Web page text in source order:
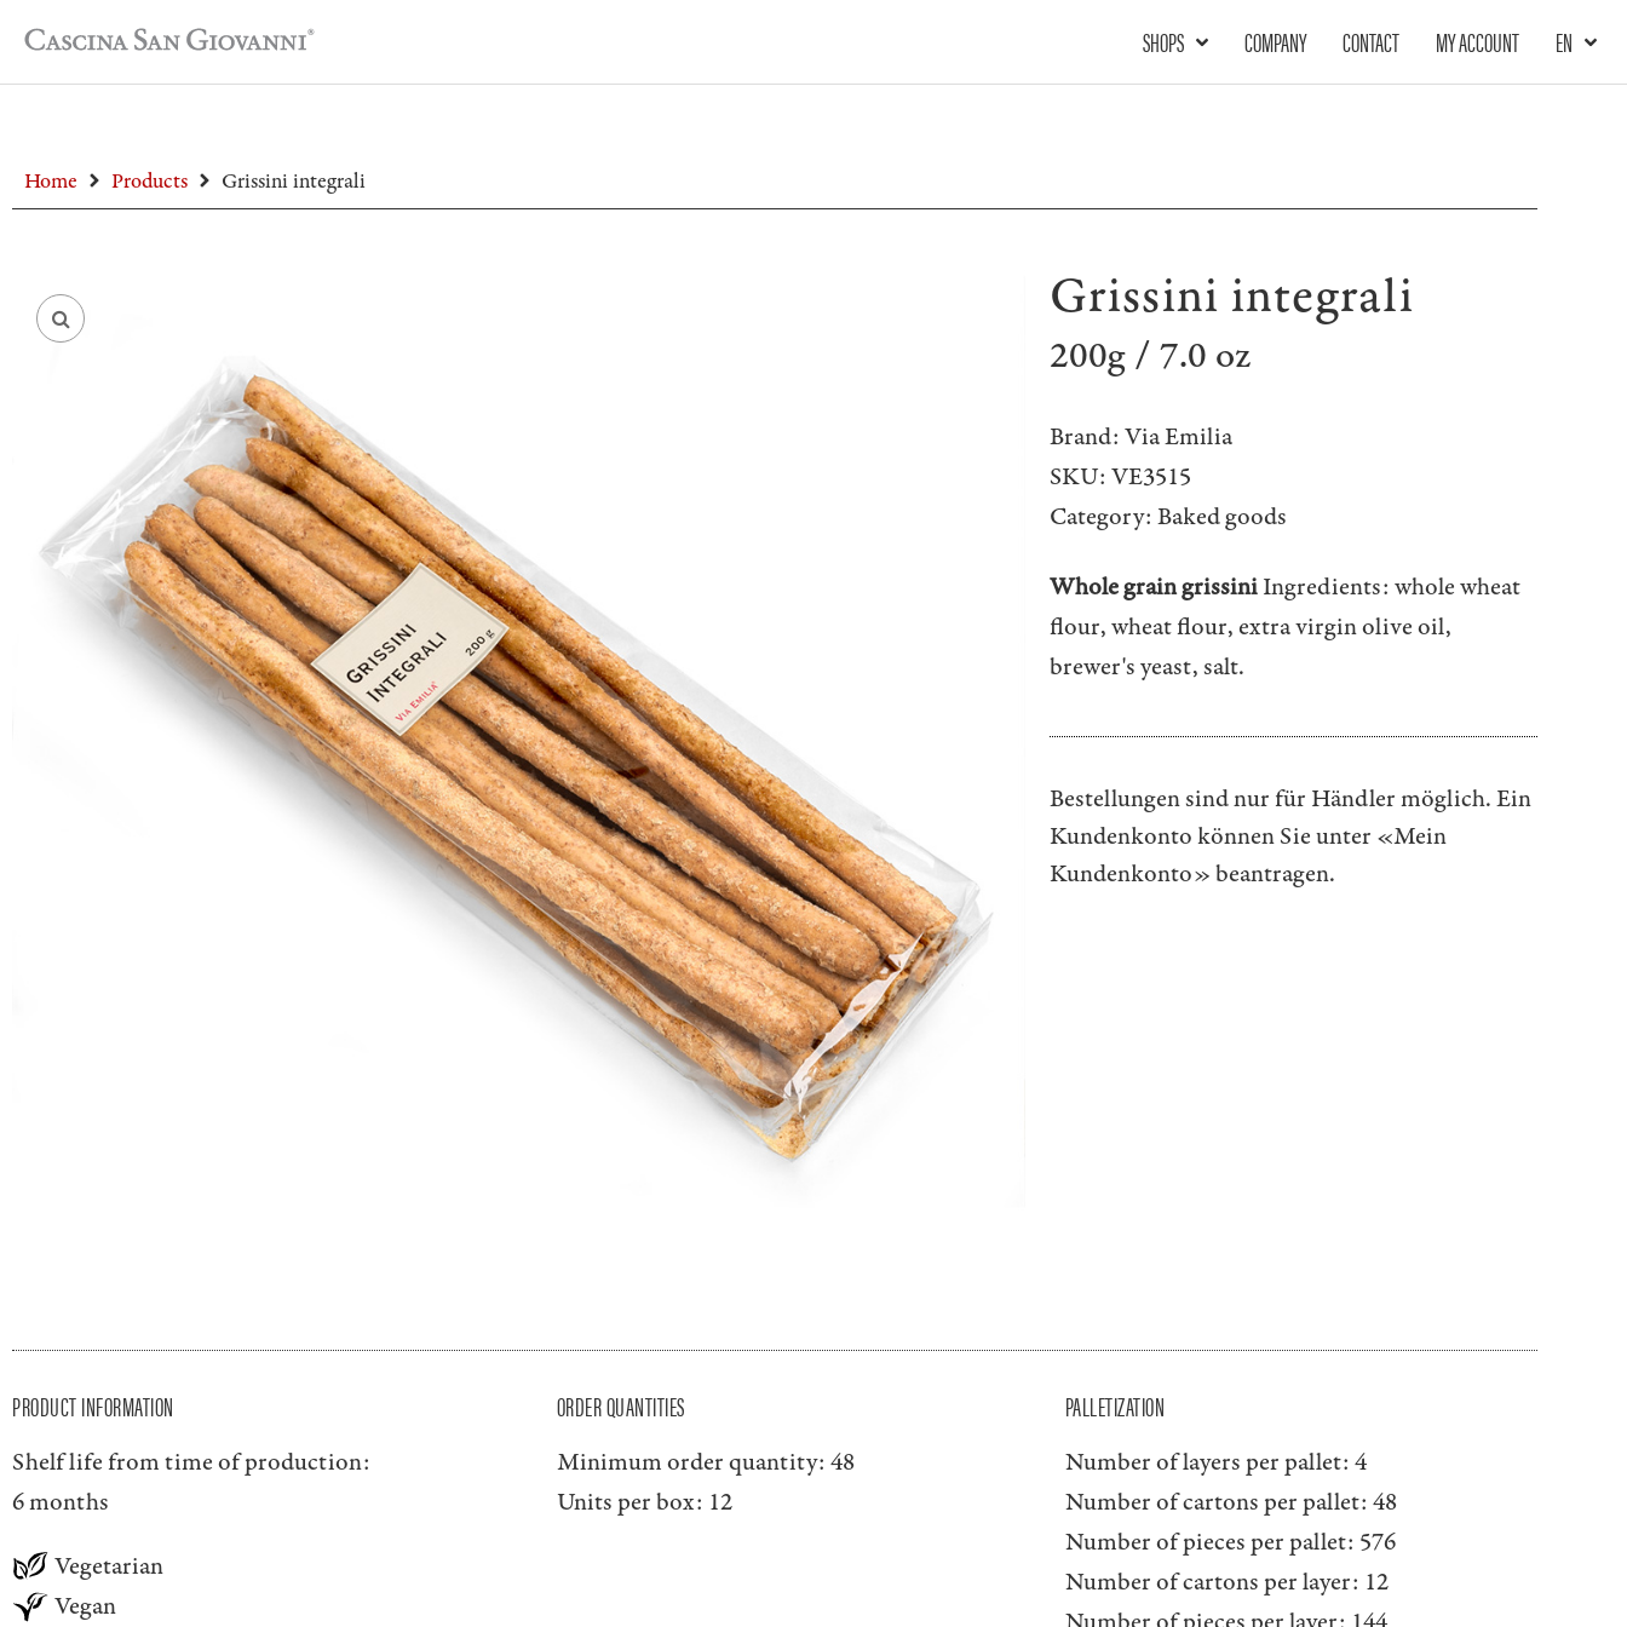
SHOPS COMPANY CONTACT MY ACCOUNT EN
Home Products Grissini integrali
Grissini integrali
200g / 7.0 oz
Brand: Via Emilia
SKU: VE3515
Category: Baked goods
Whole grain grissiniIngredients: whole wheat
flour, wheat flour, extra virgin olive oil,
brewer's yeast, salt.
Bestellungen sind nur für Händler möglich. Ein
Kundenkonto können Sie unter «Mein
Kundenkonto»beantragen.
PRODUCT INFORMATION
Shelf life from time of production:
6 months
Vegetarian
Vegan
ORDER QUANTITIES
Minimum order quantity: 48
Units per box: 12
PALLETIZATION
Number of layers per pallet: 4
Number of cartons per pallet: 48
Number of pieces per pallet: 576
Number of cartons per layer: 12